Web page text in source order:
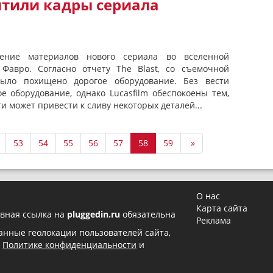
кадры сериала
материалов нового сериала во вселенной
Согласно отчету The Blast, со съемочной
похищено дорогое оборудование. Без вести
оборудование, однако Lucasfilm обеспокоены тем,
может привести к сливу некоторых деталей...
53 54 55 56 57 58 59 »
ссылка на pluggedin.ru обязательна
геолокации пользователей сайта,
Политике конфиденциальности и
О нас
Карта сайта
Реклама